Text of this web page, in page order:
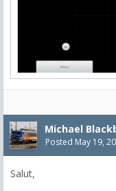
Michael
Posted May 19,
Salut,